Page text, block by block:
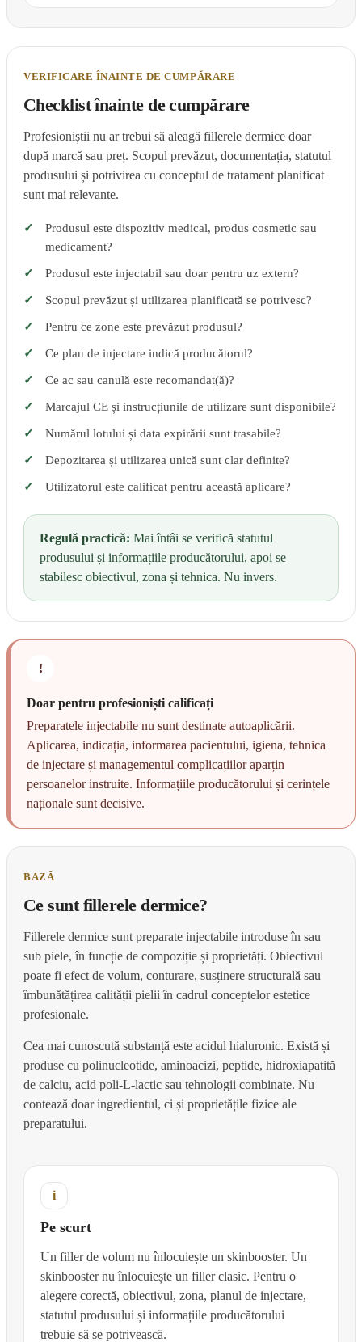
VERIFICARE ÎNAINTE DE CUMPĂRARE
Checklist înainte de cumpărare
Profesioniștii nu ar trebui să aleagă fillerele dermice doar
după marcă sau preț. Scopul prevăzut, documentația, statutul
produsului și potrivirea cu conceptul de tratament planificat
sunt mai relevante.
Produsul este dispozitiv medical, produs cosmetic sau
medicament?
Produsul este injectabil sau doar pentru uz extern?
Scopul prevăzut și utilizarea planificată se potrivesc?
Pentru ce zone este prevăzut produsul?
Ce plan de injectare indică producătorul?
Ce ac sau canulă este recomandat(ă)?
Marcajul CE și instrucțiunile de utilizare sunt disponibile?
Numărul lotului și data expirării sunt trasabile?
Depozitarea și utilizarea unică sunt clar definite?
Utilizatorul este calificat pentru această aplicare?
Regulă practică: Mai întâi se verifică statutul
produsului și informațiile producătorului, apoi se
stabilesc obiectivul, zona și tehnica. Nu invers.
!
Doar pentru profesioniști calificați
Preparatele injectabile nu sunt destinate autoaplicării.
Aplicarea, indicația, informarea pacientului, igiena, tehnica
de injectare și managementul complicațiilor aparțin
persoanelor instruite. Informațiile producătorului și cerințele
naționale sunt decisive.
BAZĂ
Ce sunt fillerele dermice?
Fillerele dermice sunt preparate injectabile introduse în sau
sub piele, în funcție de compoziție și proprietăți. Obiectivul
poate fi efect de volum, conturare, susținere structurală sau
îmbunătățirea calității pielii în cadrul conceptelor estetice
profesionale.
Cea mai cunoscută substanță este acidul hialuronic. Există și
produse cu polinucleotide, aminoacizi, peptide, hidroxiapatită
de calciu, acid poli-L-lactic sau tehnologii combinate. Nu
contează doar ingredientul, ci și proprietățile fizice ale
preparatului.
i
Pe scurt
Un filler de volum nu înlocuiește un skinbooster. Un
skinbooster nu înlocuiește un filler clasic. Pentru o
alegere corectă, obiectivul, zona, planul de injectare,
statutul produsului și informațiile producătorului
trebuie să se potrivească.